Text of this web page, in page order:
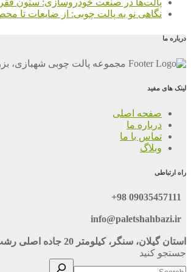
نگاهی نو به پالت چوبی: از ضایعات تا
درباره ما
مجموعه پالت چوبی شهبازی،
لینک های مفید
صفحه اصلی
درباره ما
تماس با ما
وبلاگ
راه ارتباطی
09035457111 98+
info@paletshahbazi.ir
استان گیلان، سنگر، کیلومتر 20 جاده اصلی رشت به تهران، گلسرک، نبش خ 116
جستجو کنید